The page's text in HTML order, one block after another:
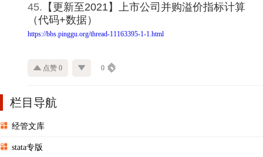
45. 【更新至2021】上市公司并购溢价指标计算
（代码+数据）
https://bbs.pinggu.org/thread-11163395-1-1.html
点赞 0 0
栏目导航
经管文库
stata专版